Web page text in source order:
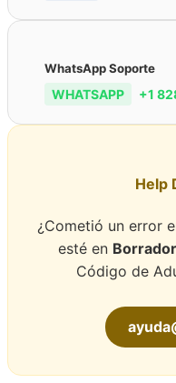
WhatsApp Soporte
WHATSAPP +1
Help
¿Cometió un error
esté en Borrador
Código de